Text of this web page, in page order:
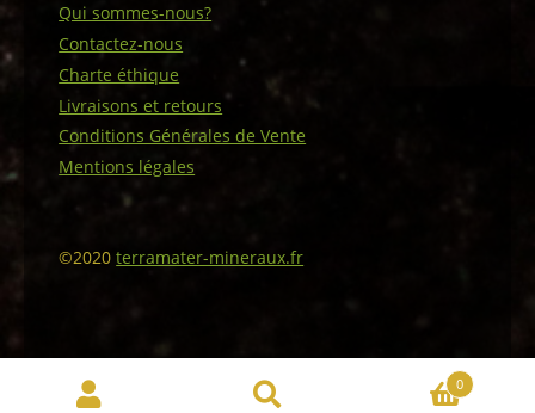
Qui sommes-nous?
Contactez-nous
Charte éthique
Livraisons et retours
Conditions Générales de Vente
Mentions légales
©2020terramater-mineraux.fr
Recherche
Recherche
0